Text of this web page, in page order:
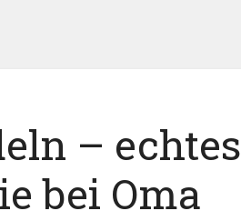
– echtes
bei Oma